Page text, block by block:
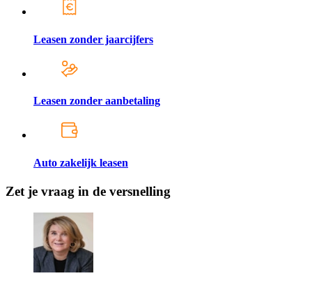
Leasen zonder jaarcijfers
Leasen zonder aanbetaling
Auto zakelijk leasen
Zet je vraag in de versnelling